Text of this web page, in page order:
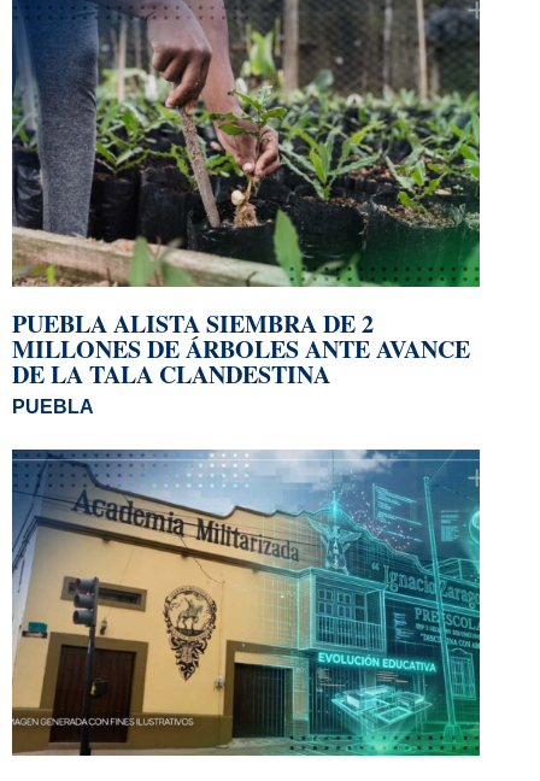
PUEBLA ALISTA SIEMBRA DE 2
MILLONES DE ÁRBOLES ANTE AVANCE
DE LA TALA CLANDESTINA
PUEBLA